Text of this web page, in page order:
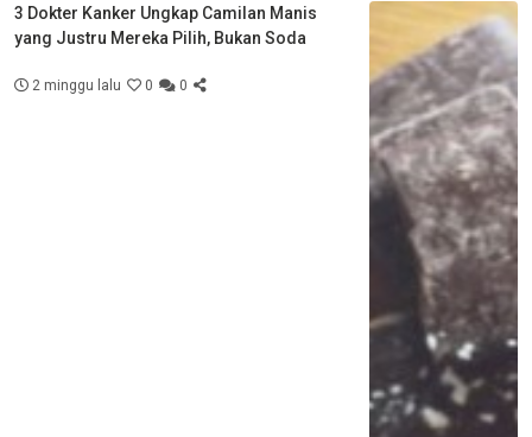
3 Dokter Kanker Ungkap Camilan Manis
yang Justru Mereka Pilih, Bukan Soda
2 minggu lalu 0 0